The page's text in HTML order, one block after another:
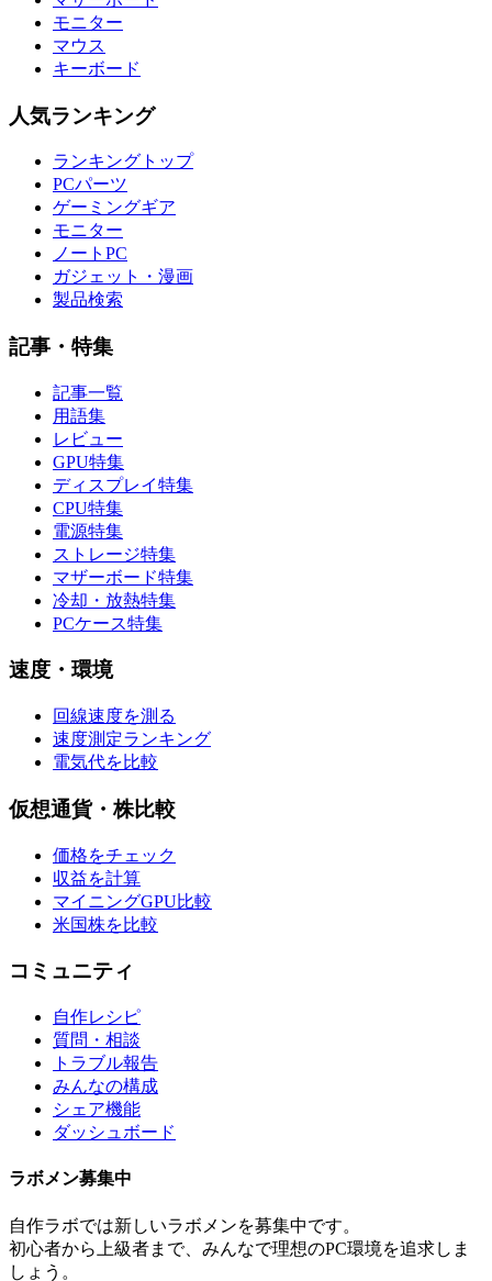
モニター
マウス
キーボード
人気ランキング
ランキングトップ
PCパーツ
ゲーミングギア
モニター
ノートPC
ガジェット・漫画
製品検索
記事・特集
記事一覧
用語集
レビュー
GPU特集
ディスプレイ特集
CPU特集
電源特集
ストレージ特集
マザーボード特集
冷却・放熱特集
PCケース特集
速度・環境
回線速度を測る
速度測定ランキング
電気代を比較
仮想通貨・株比較
価格をチェック
収益を計算
マイニングGPU比較
米国株を比較
コミュニティ
自作レシピ
質問・相談
トラブル報告
みんなの構成
シェア機能
ダッシュボード
ラボメン募集中
自作ラボでは新しいラボメンを募集中です。
初心者から上級者まで、みんなで理想のPC環境を追求しま
しょう。